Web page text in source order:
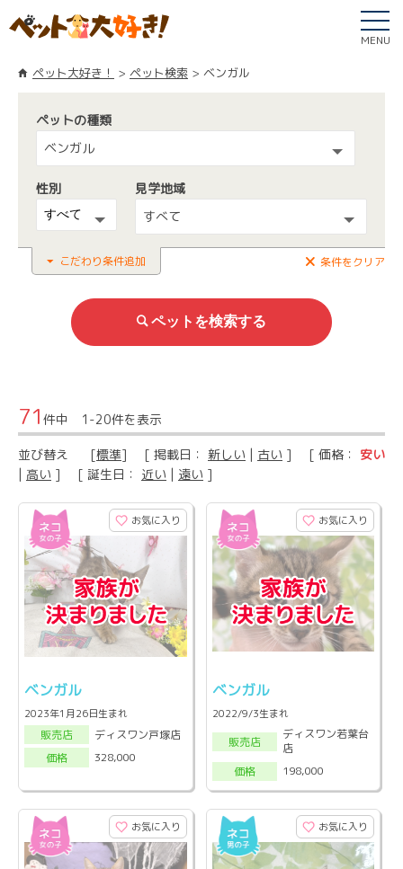
MENU
ペット大好き！ ペット検索 ベンガル
ペットの種類
ベンガル
性別
見学地域
すべて
こだわり条件追加 条件をクリア
71 件中 1-20件を表示
並び替え [標準] [ 掲載日： 新しい | 古い ] [ 価格： 安い
| 高い ] [ 誕生日： 近い | 遠い ]
お気に入り
ベンガル
2023年1月26日生まれ
販売店
ディスワン戸塚店
価格
328,000
お気に入り
ベンガル
2022/9/3生まれ
販売店
ディスワン若葉台
店
価格
198,000
お気に入り お気に入り